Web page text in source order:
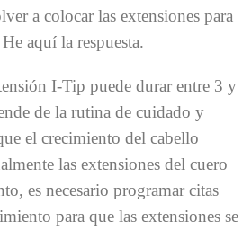
a colocar las extensiones para
aquí la respuesta.
I-Tip puede durar entre 3 y
de la rutina de cuidado y
el crecimiento del cabello
las extensiones del cuero
es necesario programar citas
para que las extensiones se